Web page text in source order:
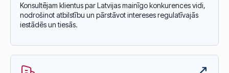
Konsultējam klientus par Latvijas mainīgo konkurences vidi,
nodrošinot atbilstību un pārstāvot intereses regulatīvajās
iestādēs un tiesās.